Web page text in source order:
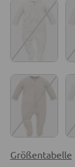
Größentabelle